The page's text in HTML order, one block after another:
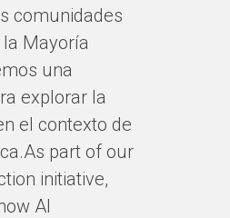
comunidades
Mayoría
una
explorar la
el contexto de
part of our
initiative,
AI